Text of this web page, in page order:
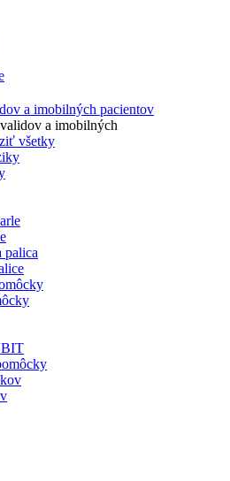
a imobilných pacientov
a imobilných
všetky